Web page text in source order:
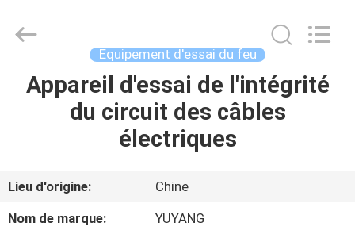
MAISON
VR
SHOW
INSTRUMENT
Reserved.
Équipement d'essai du feu
Appareil d'essai de l'intégrité
du circuit des câbles
électriques
Lieu d'origine:
Chine
Nom de marque:
YUYANG